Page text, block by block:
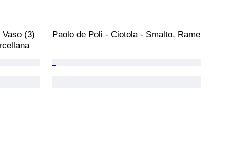
Vaso (3)
Paolo de Poli - Ciotola - Smalto, Rame